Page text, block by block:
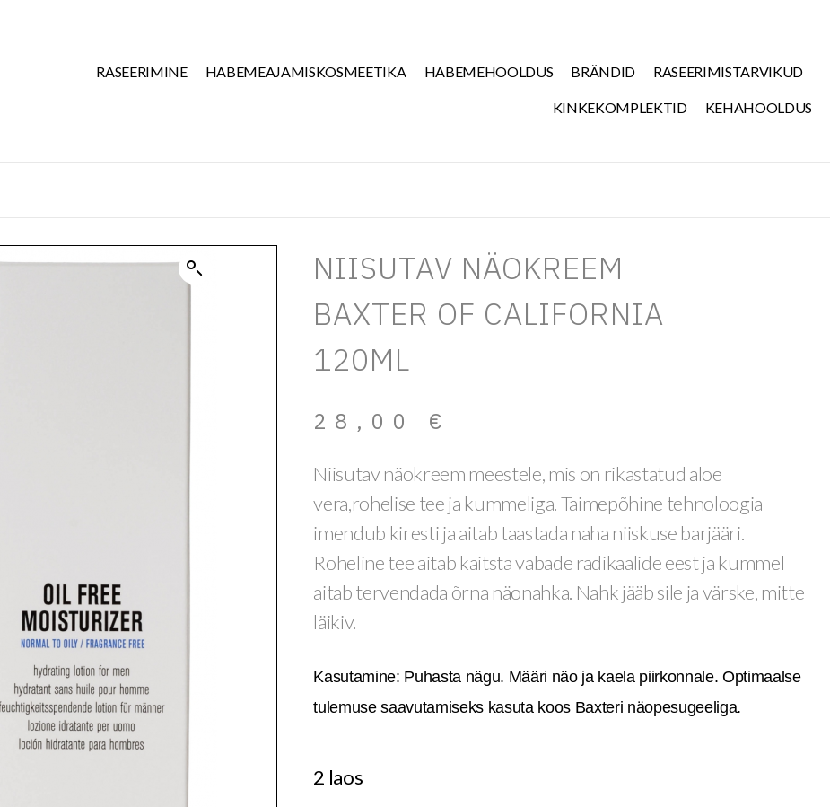
RASEERIMINE HABEMEAJAMISKOSMEETIKA HABEMEHOOLDUS BRÄNDID RASEERIMISTARVIKUD
KINKEKOMPLEKTID KEHAHOOLDUS
NIISUTAV NÄOKREEM
BAXTER OF CALIFORNIA
120ML
28,00 €
Niisutav näokreem meestele, mis on rikastatud aloe
vera,rohelise tee ja kummeliga. Taimepõhine tehnoloogia
imendub kiresti ja aitab taastada naha niiskuse barjääri.
Roheline tee aitab kaitsta vabade radikaalide eest ja kummel
aitab tervendada õrna näonahka. Nahk jääb sile ja värske, mitte
läikiv.
Kasutamine: Puhasta nägu. Määri näo ja kaela piirkonnale. Optimaalse
tulemuse saavutamiseks kasuta koos Baxteri näopesugeeliga.
2 laos